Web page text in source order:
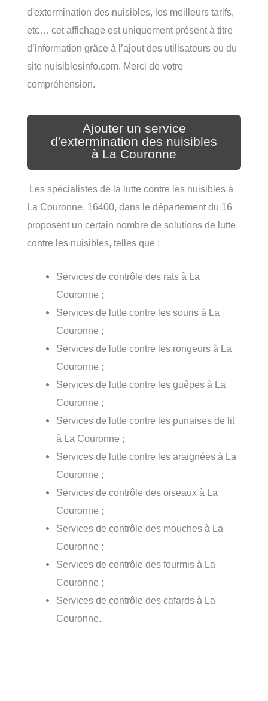
d'extermination des nuisibles, les meilleurs tarifs,
etc… cet affichage est uniquement présent à titre
d’information grâce à l’ajout des utilisateurs ou du
site nuisiblesinfo.com. Merci de votre
compréhension.
Ajouter un service
d'extermination des nuisibles
à La Couronne
Les spécialistes de la lutte contre les nuisibles à
La Couronne, 16400, dans le département du 16
proposent un certain nombre de solutions de lutte
contre les nuisibles, telles que :
Services de contrôle des rats à La
Couronne ;
Services de lutte contre les souris à La
Couronne ;
Services de lutte contre les rongeurs à La
Couronne ;
Services de lutte contre les guêpes à La
Couronne ;
Services de lutte contre les punaises de lit
à La Couronne ;
Services de lutte contre les araignées à La
Couronne ;
Services de contrôle des oiseaux à La
Couronne ;
Services de contrôle des mouches à La
Couronne ;
Services de contrôle des fourmis à La
Couronne ;
Services de contrôle des cafards à La
Couronne.